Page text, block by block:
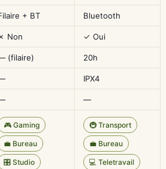
+ BT Bluetooth
Non ✓ Oui
(filaire) 20h
IPX4
—
🎮 Gaming
💼 Bureau
🎛️ Studio
🚇 Transport
💼 Bureau
💻 Teletravail